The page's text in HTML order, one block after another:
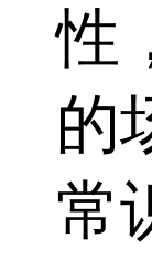
性
的
常